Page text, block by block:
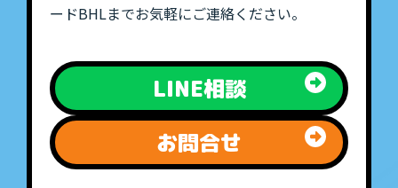
ードBHLまでお気軽にご連絡ください。
LINE相談
お問合せ